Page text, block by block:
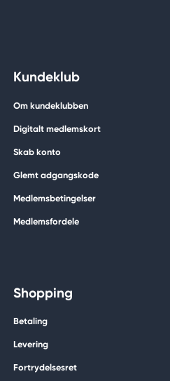
Kundeklub
Om kundeklubben
Digitalt medlemskort
Skab konto
Glemt adgangskode
Medlemsbetingelser
Medlemsfordele
Shopping
Betaling
Levering
Fortrydelsesret